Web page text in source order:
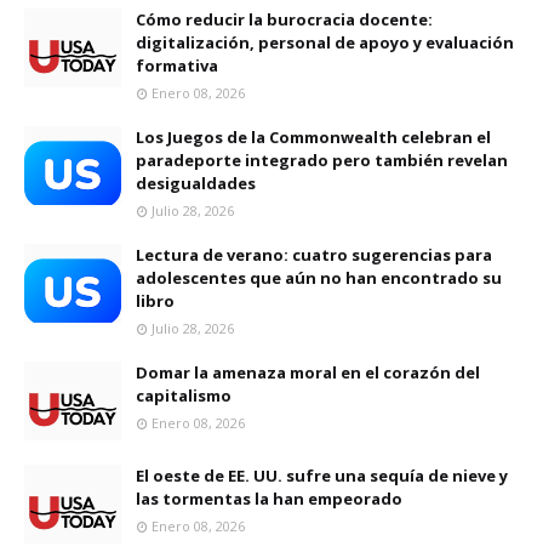
Cómo reducir la burocracia docente:
digitalización, personal de apoyo y evaluación
formativa
Enero 08, 2026
Los Juegos de la Commonwealth celebran el
paradeporte integrado pero también revelan
desigualdades
Julio 28, 2026
Lectura de verano: cuatro sugerencias para
adolescentes que aún no han encontrado su
libro
Julio 28, 2026
Domar la amenaza moral en el corazón del
capitalismo
Enero 08, 2026
El oeste de EE. UU. sufre una sequía de nieve y
las tormentas la han empeorado
Enero 08, 2026